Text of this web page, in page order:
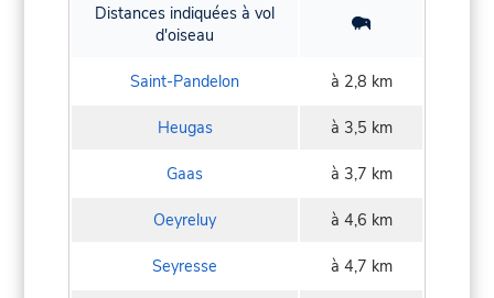
Distances indiquées à vol
d'oiseau
Saint-Pandelon à 2,8 km
Heugas à 3,5 km
Gaas à 3,7 km
Oeyreluy à 4,6 km
Seyresse à 4,7 km